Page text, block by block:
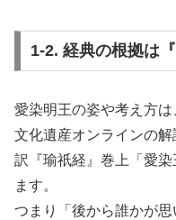
1-2. 経典の根拠は
愛染明王の姿や考え方は
文化遺産オンラインの
訳『瑜祇経』巻上「愛
ます。
つまり「後から誰かが